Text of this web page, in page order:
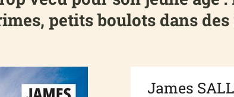
petits boulots dans
James